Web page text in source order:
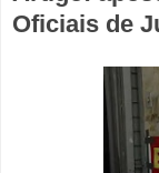
Oficiais de